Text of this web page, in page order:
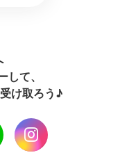
て、
け取ろう♪